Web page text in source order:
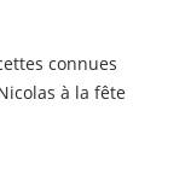
connues
à la fête